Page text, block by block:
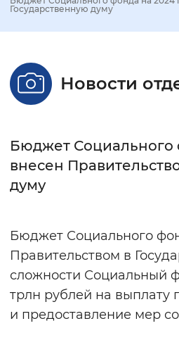
Стандартный
Без засечек
Монохромный
Государственную думу
Новости
Бюджет Социального
внесен
думу
Бюджет Социального
Правительством в
сложности Социальный
трлн рублей на выплату
и предоставление мер